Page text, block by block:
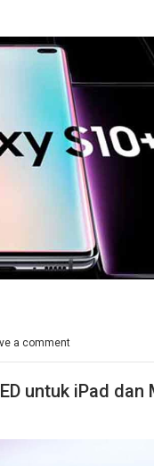
a comment
untuk iPad dan